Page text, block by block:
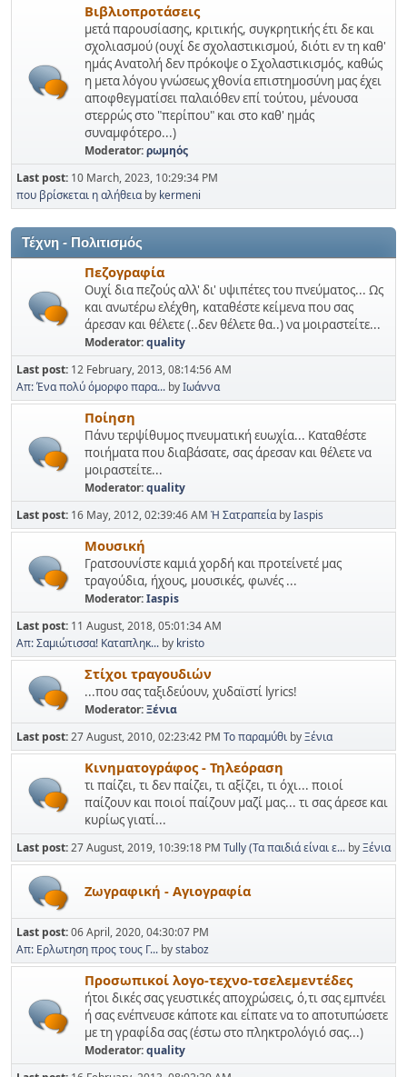
Βιβλιοπροτάσεις
μετά παρουσίασης, κριτικής, συγκρητικής έτι δε και
σχολιασμού (ουχί δε σχολαστικισμού, διότι εν τη καθ'
ημάς Ανατολή δεν πρόκοψε ο Σχολαστικισμός, καθώς
η μετα λόγου γνώσεως χθονία επιστημοσύνη μας έχει
αποφθεγματίσει παλαιόθεν επί τούτου, μένουσα
στερρώς στο "περίπου" και στο καθ' ημάς
συναμφότερο...)
Moderator:ρωμηός
Last post: 10 March, 2023, 10:29:34 PM
που βρίσκεται η αλήθειαby kermeni
Τέχνη - Πολιτισμός
Πεζογραφία
Ουχί δια πεζούς αλλ' δι' υψιπέτες του πνεύματος... Ως
και ανωτέρω ελέχθη, καταθέστε κείμενα που σας
άρεσαν και θέλετε (..δεν θέλετε θα..) να μοιραστείτε...
Moderator:quality
Last post: 12 February, 2013, 08:14:56 AM
Απ: Ένα πολύ όμορφο παρα... byΙωάννα
Ποίηση
Πάνυ τερψίθυμος πνευματική ευωχία... Καταθέστε
ποιήματα που διαβάσατε, σας άρεσαν και θέλετε να
μοιραστείτε...
Moderator:quality
Last post: 16 May, 2012, 02:39:46 AM Ἡ ΣατραπείαbyIaspis
Μουσική
Γρατσουνίστε καμιά χορδή και προτείνετέ μας
τραγούδια, ήχους, μουσικές, φωνές ...
Moderator:Iaspis
Last post: 11 August, 2018, 05:01:34 AM
Απ: Σαμιώτισσα! Καταπληκ... by kristo
Στίχοι τραγουδιών
...που σας ταξιδεύουν, χυδαϊστί lyrics!
Moderator:Ξένια
Last post:27 August, 2010, 02:23:42 PM Το παραμύθι byΞένια
Κινηματογράφος - Τηλεόραση
τι παίζει, τι δεν παίζει, τι αξίζει, τι όχι... ποιοί
παίζουν και ποιοί παίζουν μαζί μας... τι σας άρεσε και
κυρίως γιατί...
Last post:27 August, 2019, 10:39:18 PM Tully (Τα παιδιά είναι ε... byΞένια
Ζωγραφική - Αγιογραφία
Last post:06 April, 2020, 04:30:07 PM
Απ: Ερλωτηση προς τους Γ... bystaboz
Προσωπικοί λογο-τεχνο-τσελεμεντέδες
ήτοι δικές σας γευστικές αποχρώσεις, ό,τι σας εμπνέει
ή σας ενέπνευσε κάποτε και είπατε να το αποτυπώσετε
με τη γραφίδα σας (έστω στο πληκτρολόγιό σας...)
Moderator:quality